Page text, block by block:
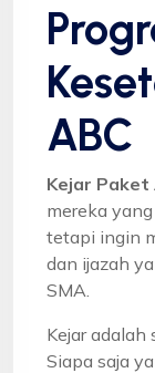
ABC
Kejar Paket
mereka
tetapi ingin
dan ijazah
SMA.
Kejar adalah
Siapa saja